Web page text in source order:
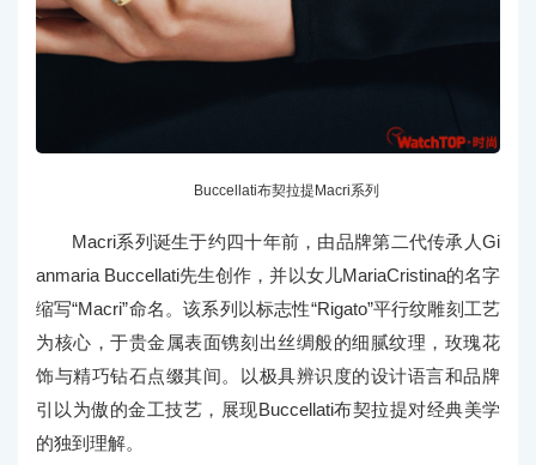
Buccellati布契拉提Macri系列
Macri系列诞生于约四十年前，由品牌第二代传承人Gi
anmaria Buccellati先生创作，并以女儿MariaCristina的名字
缩写“Macri”命名。该系列以标志性“Rigato”平行纹雕刻工艺
为核心，于贵金属表面镌刻出丝绸般的细腻纹理，玫瑰花
饰与精巧钻石点缀其间。以极具辨识度的设计语言和品牌
引以为傲的金工技艺，展现Buccellati布契拉提对经典美学
的独到理解。